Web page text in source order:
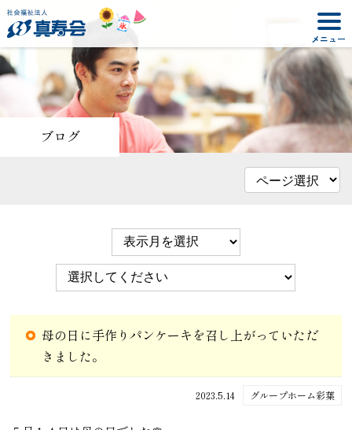
ブログ
母の日に手作りパンケーキを召し上がっていただ
きました。
2023.5.14 グループホーム彩葉